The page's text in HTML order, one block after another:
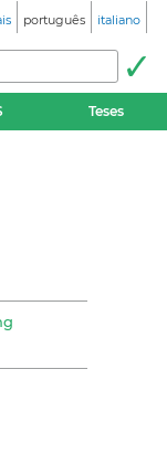
português italiano
Teses